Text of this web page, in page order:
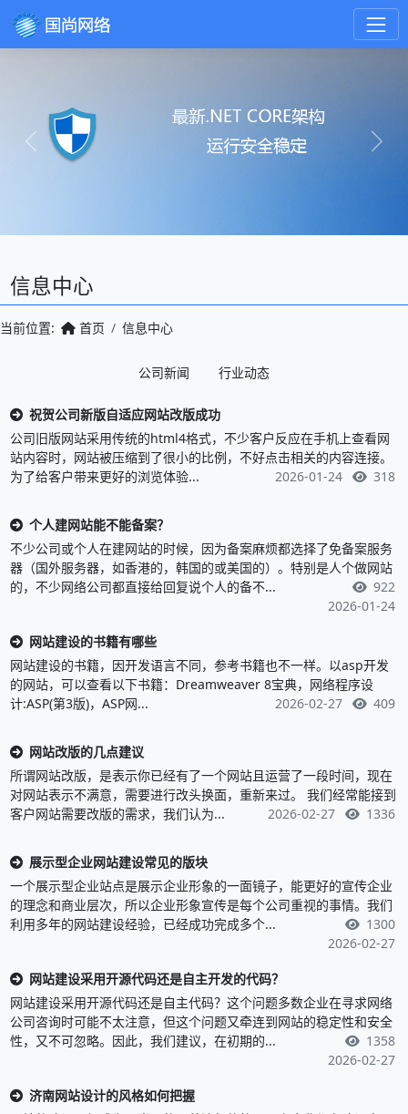
Previous Next
信息中心
当前位置: 首页 信息中心
公司新闻 行业动态
祝贺公司新版自适应网站改版成功
公司旧版网站采用传统的html4格式，不少客户反应在手机上查看网
站内容时，网站被压缩到了很小的比例，不好点击相关的内容连接。
为了给客户带来更好的浏览体验...
318
2026-01-24
个人建网站能不能备案？
不少公司或个人在建网站的时候，因为备案麻烦都选择了免备案服务
器（国外服务器，如香港的，韩国的或美国的）。特别是人个做网站
的，不少网络公司都直接给回复说个人的备不...
922
2026-01-24
网站建设的书籍有哪些
网站建设的书籍，因开发语言不同，参考书籍也不一样。以asp开发
的网站，可以查看以下书籍：Dreamweaver 8宝典，网络程序设
计:ASP(第3版)，ASP网...
409
2026-02-27
网站改版的几点建议
所谓网站改版，是表示你已经有了一个网站且运营了一段时间，现在
对网站表示不满意，需要进行改头换面，重新来过。 我们经常能接到
客户网站需要改版的需求，我们认为...
1336
2026-02-27
展示型企业网站建设常见的版块
一个展示型企业站点是展示企业形象的一面镜子，能更好的宣传企业
的理念和商业层次，所以企业形象宣传是每个公司重视的事情。我们
利用多年的网站建设经验，已经成功完成多个...
1300
2026-02-27
网站建设采用开源代码还是自主开发的代码？
网站建设采用开源代码还是自主代码？这个问题多数企业在寻求网络
公司咨询时可能不太注意，但这个问题又牵连到网站的稳定性和安全
性，又不可忽略。因此，我们建议，在初期的...
1358
2026-02-27
济南网站设计的风格如何把握